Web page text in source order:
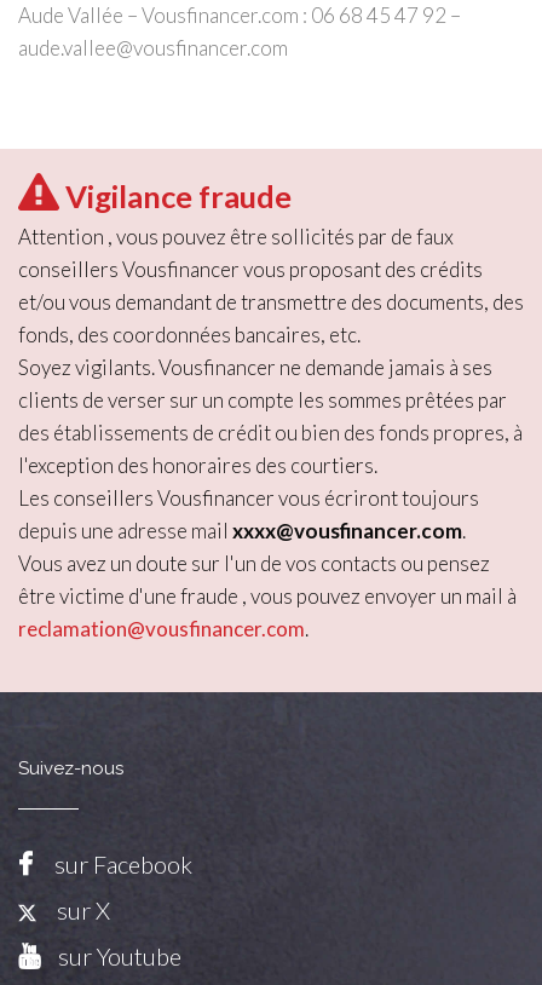
Aude Vallée – Vousfinancer.com : 06 68 45 47 92 –
aude.vallee@vousfinancer.com
Vigilance fraude
Attention , vous pouvez être sollicités par de faux
conseillers Vousfinancer vous proposant des crédits
et/ou vous demandant de transmettre des documents, des
fonds, des coordonnées bancaires, etc.
Soyez vigilants. Vousfinancer ne demande jamais à ses
clients de verser sur un compte les sommes prêtées par
des établissements de crédit ou bien des fonds propres, à
l'exception des honoraires des courtiers.
Les conseillers Vousfinancer vous écriront toujours
depuis une adresse mail xxxx@vousfinancer.com.
Vous avez un doute sur l'un de vos contacts ou pensez
être victime d'une fraude , vous pouvez envoyer un mail à
reclamation@vousfinancer.com.
Suivez-nous
sur Facebook
sur X
sur Youtube